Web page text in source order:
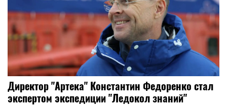
Директор "Артека" Константин Федоренко стал
экспертом экспедиции "Ледокол знаний"